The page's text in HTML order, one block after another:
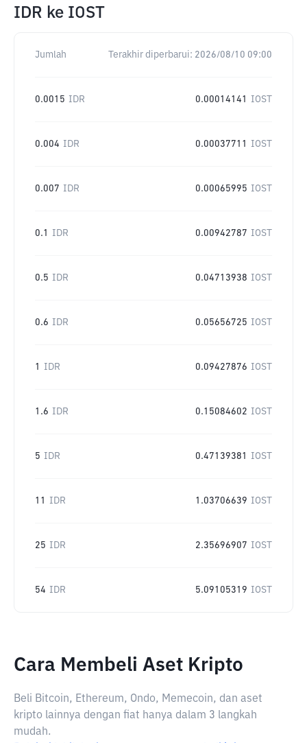
IDR ke IOST
Jumlah Terakhir diperbarui: 2026/08/10 09:00
0.0015 IDR 0.00014141 IOST
0.004 IDR 0.00037711 IOST
0.007 IDR 0.00065995 IOST
0.1 IDR 0.00942787 IOST
0.5 IDR 0.04713938 IOST
0.6 IDR 0.05656725 IOST
1 IDR 0.09427876 IOST
1.6 IDR 0.15084602 IOST
5 IDR 0.47139381 IOST
11 IDR 1.03706639 IOST
25 IDR 2.35696907 IOST
54 IDR 5.09105319 IOST
Cara Membeli Aset Kripto
Beli Bitcoin, Ethereum, Ondo, Memecoin, dan aset
kripto lainnya dengan fiat hanya dalam 3 langkah
mudah.